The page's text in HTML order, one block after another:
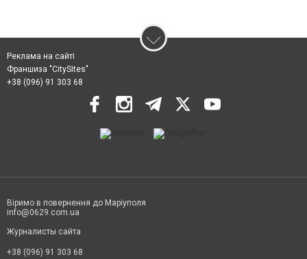
Реклама на сайті
Франшиза "CitySites"
+38 (096) 91 303 68
Віримо в повернення до Маріуполя
info@0629.com.ua
Журналисты сайта
+38 (096) 91 303 68